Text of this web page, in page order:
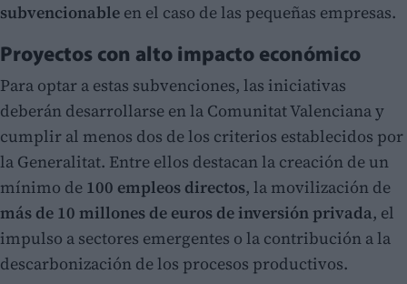
subvencionable en el caso de las pequeñas empresas.
Proyectos con alto impacto económico
Para optar a estas subvenciones, las iniciativas
deberán desarrollarse en la Comunitat Valenciana y
cumplir al menos dos de los criterios establecidos por
la Generalitat. Entre ellos destacan la creación de un
mínimo de 100 empleos directos, la movilización de
más de 10 millones de euros de inversión privada, el
impulso a sectores emergentes o la contribución a la
descarbonización de los procesos productivos.